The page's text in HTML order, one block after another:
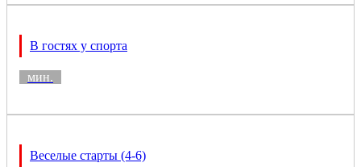
В гостях у спорта
мин.
Веселые старты (4-6)